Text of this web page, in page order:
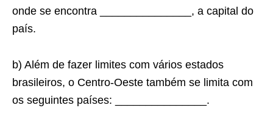
onde se encontra _______________, a capital do
país.
b) Além de fazer limites com vários estados
brasileiros, o Centro-Oeste também se limita com
os seguintes países: _______________.